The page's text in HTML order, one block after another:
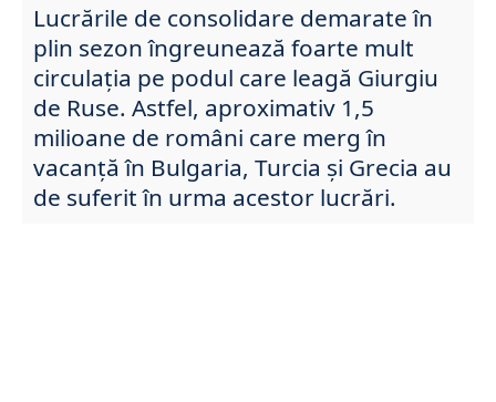
Lucrările de consolidare demarate în
plin sezon îngreunează foarte mult
circulația pe podul care leagă Giurgiu
de Ruse. Astfel, aproximativ 1,5
milioane de români care merg în
vacanță în Bulgaria, Turcia și Grecia au
de suferit în urma acestor lucrări.